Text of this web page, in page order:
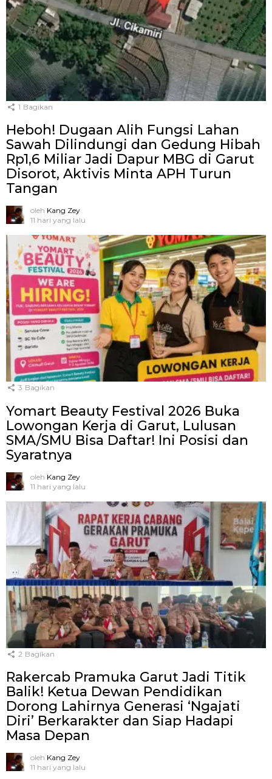
1 Bagikan
Heboh! Dugaan Alih Fungsi Lahan
Sawah Dilindungi dan Gedung Hibah
Rp1,6 Miliar Jadi Dapur MBG di Garut
Disorot, Aktivis Minta APH Turun
Tangan
oleh Kang Zey
11 hari yang lalu
3 Bagikan
Yomart Beauty Festival 2026 Buka
Lowongan Kerja di Garut, Lulusan
SMA/SMU Bisa Daftar! Ini Posisi dan
Syaratnya
oleh Kang Zey
11 hari yang lalu
2 Bagikan
Rakercab Pramuka Garut Jadi Titik
Balik! Ketua Dewan Pendidikan
Dorong Lahirnya Generasi ‘Ngajati
Diri’ Berkarakter dan Siap Hadapi
Masa Depan
oleh Kang Zey
11 hari yang lalu